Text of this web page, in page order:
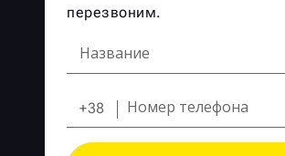
перезвоним.
+38